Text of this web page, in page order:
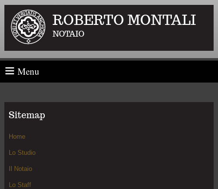
ROBERTO MONTALI
NOTAIO
Menu
Sitemap
Home
Lo Studio
Il Notaio
Lo Staff